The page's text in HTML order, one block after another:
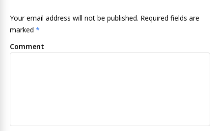
Your email address will not be published. Required fields are
marked *
Comment